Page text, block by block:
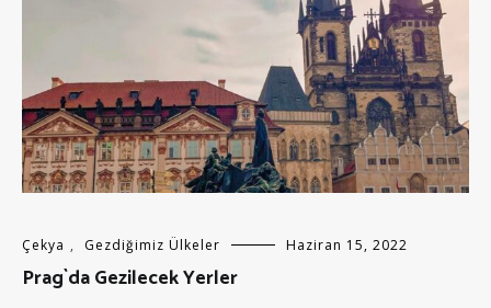
Çekya , Gezdiğimiz Ülkeler Haziran 15, 2022
Prag`da Gezilecek Yerler